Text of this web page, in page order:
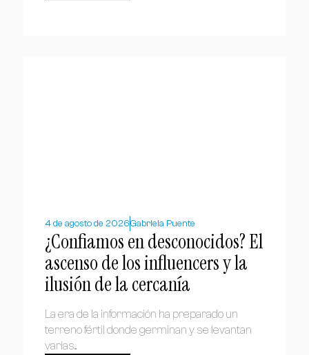
4 de agosto de 2026Gabriela Puente
¿Confiamos en desconocidos? El
ascenso de los influencers y la
ilusión de la cercanía
La era de la información ha preparado un
terreno fértil donde germinan y se levantan
varias...